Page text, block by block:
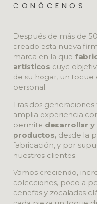
CONÓCENOS
Después de más de
creado esta nueva
marca en la que
artísticos cuyo
de su hogar, un
personal.
Tras dos
amplia experiencia
permite desarrollar
productos,desde la
fabricación, y por
nuestros clientes.
Vamos creciendo,
colecciones, poco a
cenefas y zocaladas